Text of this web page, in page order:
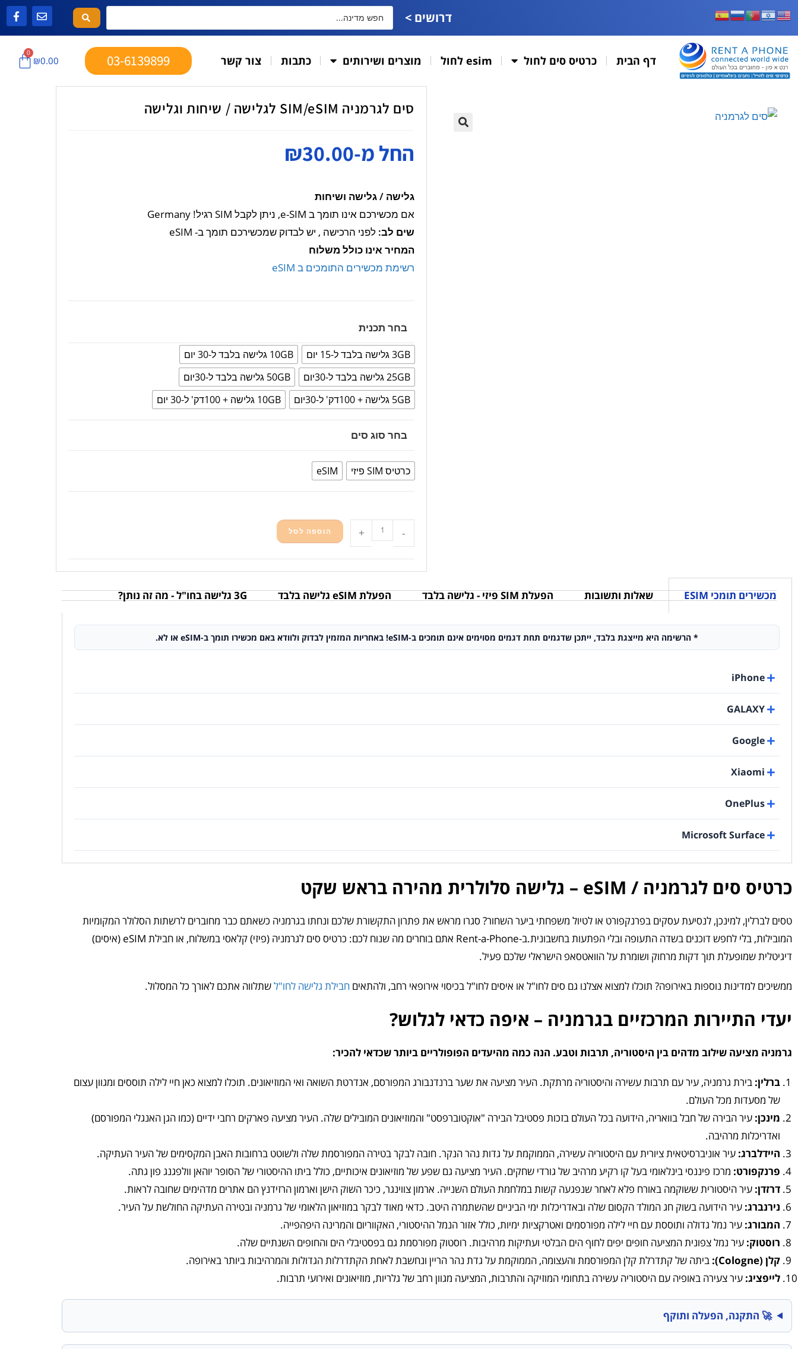
דרושים >
דף הבית כרטיס סים לחול esim לחול מוצרים ושירותים כתבות צור קשר 03-6139899
₪0.00
0
סים לגרמניה SIM/eSIM לגלישה / שיחות וגלישה
החל מ- ₪30.00
גלישה /גלישה ושיחות
אם מכשירכם אינו תומך ב e-SIM, ניתן לקבל SIM רגיל! Germany
שים לב: לפני הרכישה , יש לבדוק שמכשירכם תומך ב- eSIM
המחיר אינו כולל משלוח
רשימת מכשירים התומכים ב eSIM
בחר תכנית
3GB גלישה בלבד ל-15 יום
10GB גלישה בלבד ל-30 יום
25GB גלישה בלבד ל-30יום
50GB גלישה בלבד ל-30יום
5GB גלישה + 100דק' ל-30יום
10GB גלישה + 100דק' ל-30 יום
בחר סוג סים
כרטיס SIM פיזי eSIM
-
+ הוספה לסל
מכשירים תומכי ESIM שאלות ותשובות הפעלת SIM פיזי - גלישה בלבד הפעלת eSIM גלישה בלבד 3G גלישה בחו"ל - מה זה נותן?
* הרשימה היא מייצגת בלבד, ייתכן שדגמים תחת דגמים מסוימים אינם תומכים ב-eSIM! באחריות המזמין לבדוק ולוודא באם מכשירו תומך ב-eSIM או לא.
iPhone
GALAXY
Google
Xiaomi
OnePlus
Microsoft Surface
כרטיס סים לגרמניה / eSIM – גלישה סלולרית מהירה בראש שקט
טסים לברלין, למינכן, לנסיעת עסקים בפרנקפורט או לטיול משפחתי ביער השחור? סגרו מראש את פתרון התקשורת שלכם ונחתו בגרמניה כשאתם כבר מחוברים לרשתות הסלולר המקומיות
המובילות, בלי לחפש דוכנים בשדה התעופה ובלי הפתעות בחשבונית.ב-Rent-a-Phone אתם בוחרים מה שנוח לכם: כרטיס סים לגרמניה (פיזי) קלאסי במשלוח, או חבילת eSIM (איסים)
דיגיטלית שמופעלת תוך דקות מרחוק ושומרת על הוואטסאפ הישראלי שלכם פעיל.
ממשיכים למדינות נוספות באירופה? תוכלו למצוא אצלנו גם סים לחו"ל או איסים לחו"ל בכיסוי אירופאי רחב, ולהתאים חבילת גלישה לחו"לשתלווה אתכם לאורך כל המסלול.
יעדי התיירות המרכזיים בגרמניה – איפה כדאי לגלוש?
גרמניה מציעה שילוב מדהים בין היסטוריה, תרבות וטבע. הנה כמה מהיעדים הפופולריים ביותר שכדאי להכיר:
ברלין: בירת גרמניה, עיר עם תרבות עשירה והיסטוריה מרתקת. העיר מציעה את שער ברנדנבורג המפורסם, אנדרטת השואה ואי המוזיאונים. תוכלו למצוא כאן חיי לילה תוססים ומגוון עצום
של מסעדות מכל העולם.
מינכן: עיר הבירה של חבל בוואריה, הידועה בכל העולם בזכות פסטיבל הבירה "אוקטוברפסט" והמוזיאונים המובילים שלה. העיר מציעה פארקים רחבי ידיים (כמו הגן האנגלי המפורסם)
ואדריכלות מרהיבה.
היידלברג: עיר אוניברסיטאית ציורית עם היסטוריה עשירה, הממוקמת על גדות נהר הנקר. חובה לבקר בטירה המפורסמת שלה ולשוטט ברחובות האבן המקסימים של העיר העתיקה.
פרנקפורט: מרכז פיננסי בינלאומי בעל קו רקיע מרהיב של גורדי שחקים. העיר מציעה גם שפע של מוזיאונים איכותיים, כולל ביתו ההיסטורי של הסופר יוהאן וולפגנג פון גתה.
דרזדן: עיר היסטורית ששוקמה באורח פלא לאחר שנפגעה קשות במלחמת העולם השנייה. ארמון צווינגר, כיכר השוק הישן וארמון הרזידנץ הם אתרים מדהימים שחובה לראות.
נירנברג: עיר הידועה בשוק חג המולד הקסום שלה ובאדריכלות ימי הביניים שהשתמרה היטב. כדאי מאוד לבקר במוזיאון הלאומי של גרמניה ובטירה העתיקה החולשת על העיר.
המבורג: עיר נמל גדולה ותוססת עם חיי לילה מפורסמים ואטרקציות ימיות, כולל אזור הנמל ההיסטורי, האקווריום והמרינה היפהפייה.
רוסטוק: עיר נמל צפונית המציעה חופים יפים לחוף הים הבלטי ועתיקות מרהיבות. רוסטוק מפורסמת גם בפסטיבלי הים והחופים השנתיים שלה.
קלן (Cologne):
ביתה של קתדרלת קלן המפורסמת והעצומה, הממוקמת על גדת נהר הריין ונחשבת לאחת הקתדרלות הגדולות והמרהיבות ביותר באירופה.
לייפציג: עיר צעירה באופיה עם היסטוריה עשירה בתחומי המוזיקה והתרבות, המציעה מגוון רחב של גלריות, מוזיאונים ואירועי תרבות.
🚀 התקנה, הפעלה ותוקף